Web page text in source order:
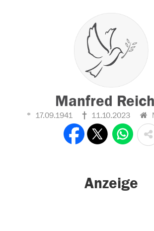
Manfred
17.09.1941 11.10.2023
Anzeige